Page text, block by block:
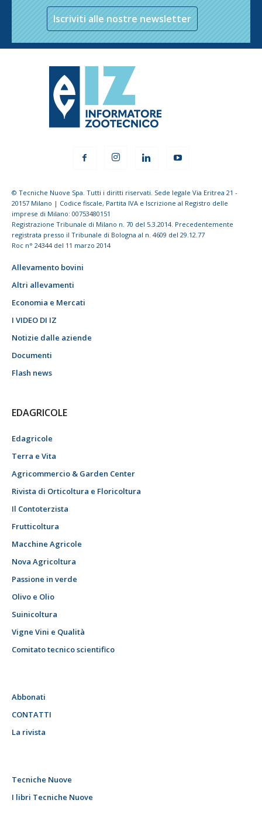
Iscriviti alle nostre newsletter
© Tecniche Nuove Spa. Tutti i diritti riservati. Sede legale Via Eritrea 21 -
20157 Milano | Codice fiscale, Partita IVA e Iscrizione al Registro delle
imprese di Milano: 00753480151
Registrazione Tribunale di Milano n. 70 del 5.3.2014. Precedentemente
registrata presso il Tribunale di Bologna al n. 4609 del 29.12.77
Roc n° 24344 del 11 marzo 2014
Allevamento bovini
Altri allevamenti
Economia e Mercati
I VIDEO DI IZ
Notizie dalle aziende
Documenti
Flash news
EDAGRICOLE
Edagricole
Terra e Vita
Agricommercio & Garden Center
Rivista di Orticoltura e Floricoltura
Il Contoterzista
Frutticoltura
Macchine Agricole
Nova Agricoltura
Passione in verde
Olivo e Olio
Suinicoltura
Vigne Vini e Qualità
Comitato tecnico scientifico
Abbonati
CONTATTI
La rivista
Tecniche Nuove
I libri Tecniche Nuove